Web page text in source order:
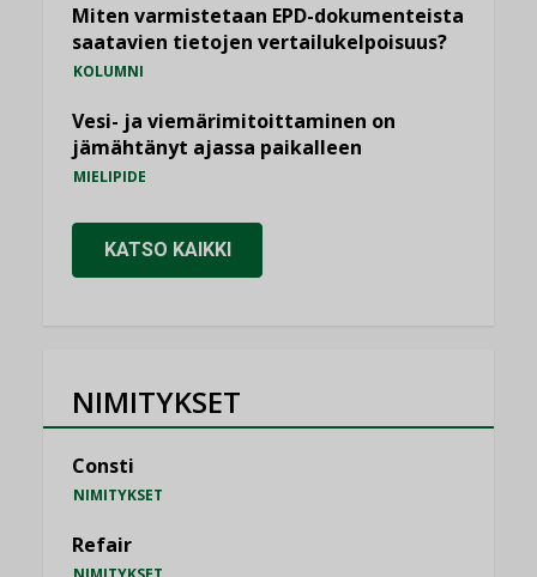
Miten varmistetaan EPD-dokumenteista
saatavien tietojen vertailukelpoisuus?
KOLUMNI
Vesi- ja viemärimitoittaminen on
jämähtänyt ajassa paikalleen
MIELIPIDE
KATSO KAIKKI
NIMITYKSET
Consti
NIMITYKSET
Refair